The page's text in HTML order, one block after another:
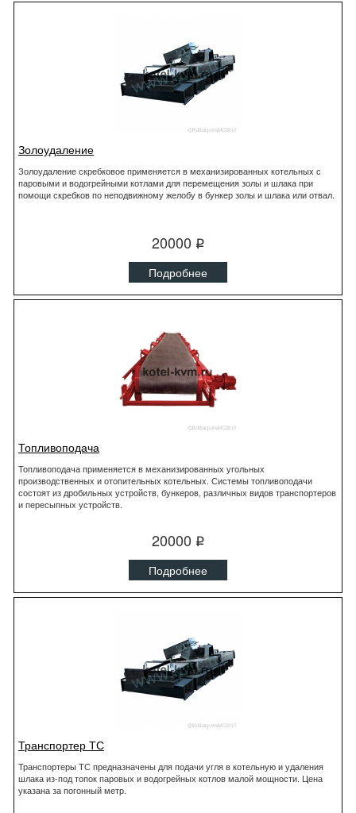
Золоудаление
Золоудаление скребковое применяется в механизированных котельных с
паровыми и водогрейными котлами для перемещения золы и шлака при
помощи скребков по неподвижному желобу в бункер золы и шлака или отвал.
20000 q
Подробнее
Топливоподача
Топливоподача применяется в механизированных угольных
производственных и отопительных котельных. Системы топливоподачи
состоят из дробильных устройств, бункеров, различных видов транспортеров
и пересыпных устройств.
20000 q
Подробнее
Транспортер ТС
Транспортеры ТС предназначены для подачи угля в котельную и удаления
шлака из-под топок паровых и водогрейных котлов малой мощности. Цена
указана за погонный метр.